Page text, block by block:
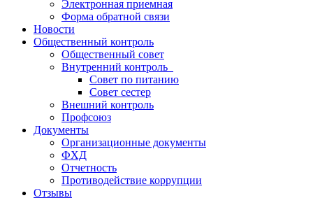
Электронная приемная
Форма обратной связи
Новости
Общественный контроль
Общественный совет
Внутренний контроль
Совет по питанию
Совет сестер
Внешний контроль
Профсоюз
Документы
Организационные документы
ФХД
Отчетность
Противодействие коррупции
Отзывы